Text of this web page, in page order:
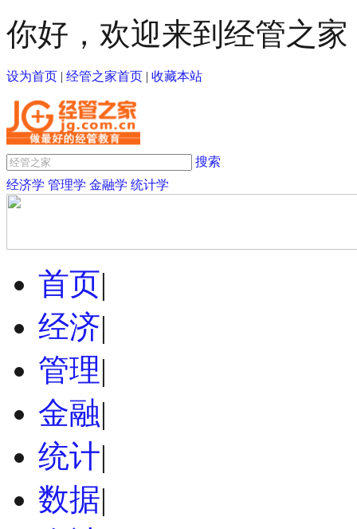
你好，欢迎来到经管之家
设为首页 | 经管之家首页 | 收藏本站
搜索
经济学 管理学 金融学 统计学
首页|
经济|
管理|
金融|
统计|
数据|